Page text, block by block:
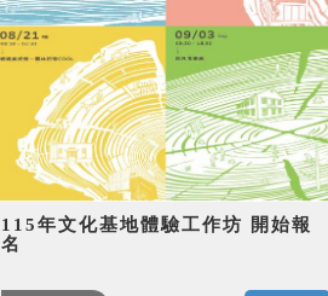
115年文化基地體驗工作坊 開始報
名